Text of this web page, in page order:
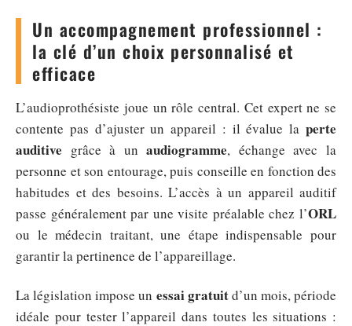
Un accompagnement professionnel :
la clé d’un choix personnalisé et
efficace
L’audioprothésiste joue un rôle central. Cet expert ne se
contente pas d’ajuster un appareil : il évalue la perte
auditive grâce à unaudiogramme, échange avec la
personne et son entourage, puis conseille en fonction des
habitudes et des besoins. L’accès à un appareil auditif
passe généralement par une visite préalable chez l’ORL
ou le médecin traitant, une étape indispensable pour
garantir la pertinence de l’appareillage.
La législation impose un essai gratuitd’un mois, période
idéale pour tester l’appareil dans toutes les situations :